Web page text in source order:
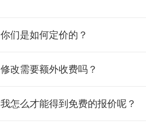
你们是如何定价的？
修改需要额外收费吗？
我怎么才能得到免费的报价呢？